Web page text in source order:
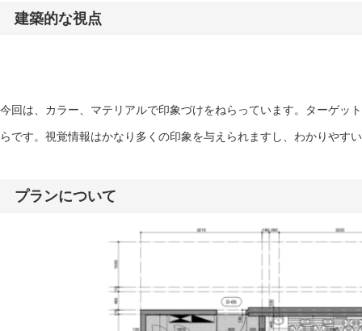
建築的な視点
今回は、カラー、マテリアルで印象づけをねらっています。ターゲッ
らです。視覚情報はかなり多くの印象を与えられますし、わかりやす
プランについて